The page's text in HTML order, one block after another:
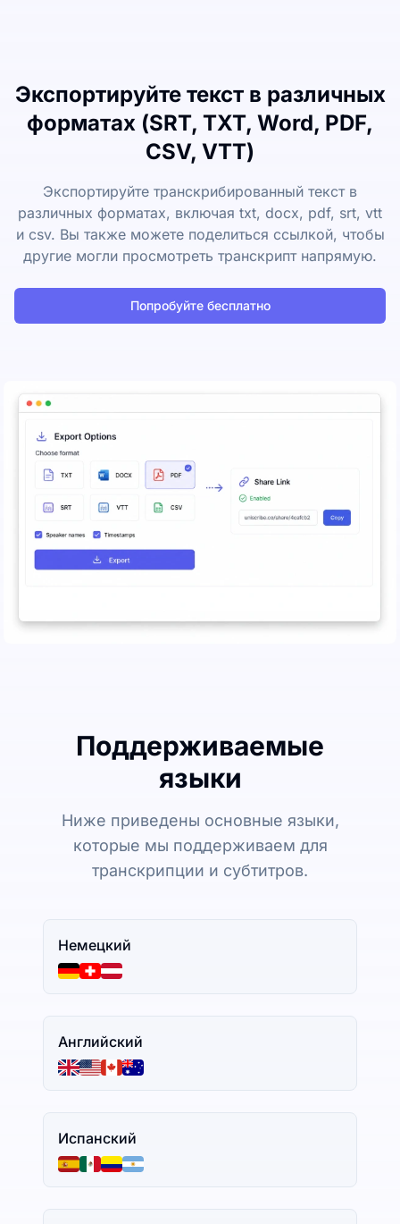
Экспортируйте текст в различных
форматах (SRT, TXT, Word, PDF,
CSV, VTT)
Экспортируйте транскрибированный текст в
различных форматах, включая txt, docx, pdf, srt, vtt
и csv. Вы также можете поделиться ссылкой, чтобы
другие могли просмотреть транскрипт напрямую.
Попробуйте бесплатно
Поддерживаемые
языки
Ниже приведены основные языки,
которые мы поддерживаем для
транскрипции и субтитров.
Немецкий
Английский
Испанский